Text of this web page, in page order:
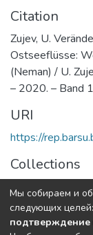
Citation
Zujev, U.
Ostseeflüsse:
(Neman) / U.
– 2020. – Band
URI
https://
Collections
Публикации в
Full item
Мы собираем и
следующих целей:
подтверждение